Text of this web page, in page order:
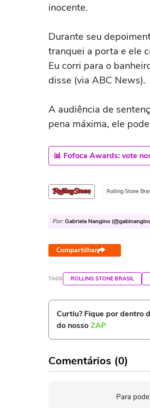
inocente.
Durante seu
tranquei a porta e ele
Eu corri para o
disse (via ABC News).
A audiência de
pena máxima, ele
📊 Fofoca Awards: vote
Rolling Stone
Por: Gabriela Nangino
Compartilhar
TAGS ROLLING STONE BRASIL
Curtiu? Fique por dentro
do nossoZAP
Comentários (0)
Para